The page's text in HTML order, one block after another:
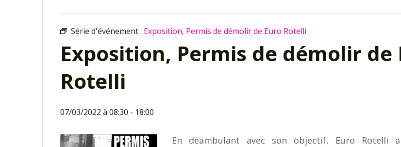
Série d'événement : Exposition, Permis de démolir de Euro Rotelli
Exposition, Permis de démolir de
Rotelli
07/03/2022 à 08:30 - 18:00
En déambulant avec son objectif, Euro Rotelli